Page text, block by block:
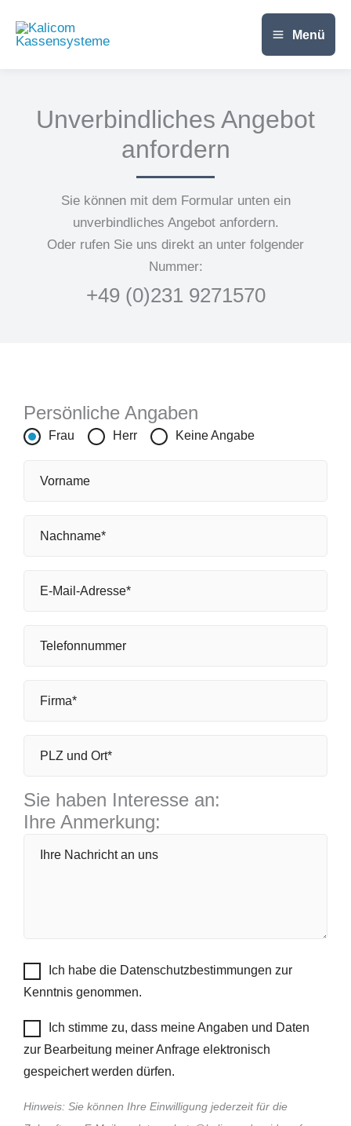
Inhalt
Menü
Unverbindliches Angebot
anfordern
Sie können mit dem Formular unten ein
unverbindliches Angebot anfordern.
Oder rufen Sie uns direkt an unter folgender
Nummer:
+49 (0)231 9271570
Persönliche Angaben
Frau Herr Keine Angabe
Sie haben Interesse an:
Ihre Anmerkung:
Ich habe die Datenschutzbestimmungen zur
Kenntnis genommen.
Ich stimme zu, dass meine Angaben und Daten
zur Bearbeitung meiner Anfrage elektronisch
gespeichert werden dürfen.
Hinweis: Sie können Ihre Einwilligung jederzeit für die